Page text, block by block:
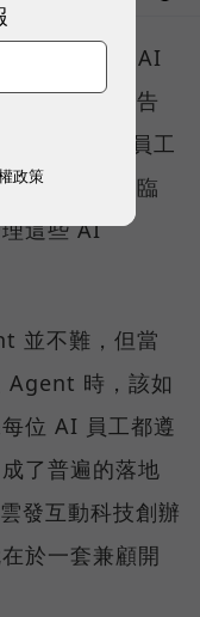
紛紛喊出「AI
運已正式宣告
未來，真人員工
企業也將面臨
這些 AI
並不難，但當
Agent 時，該如
位 AI 員工都遵
了普遍的落地
發互動科技創辦
於一套兼顧開
政策